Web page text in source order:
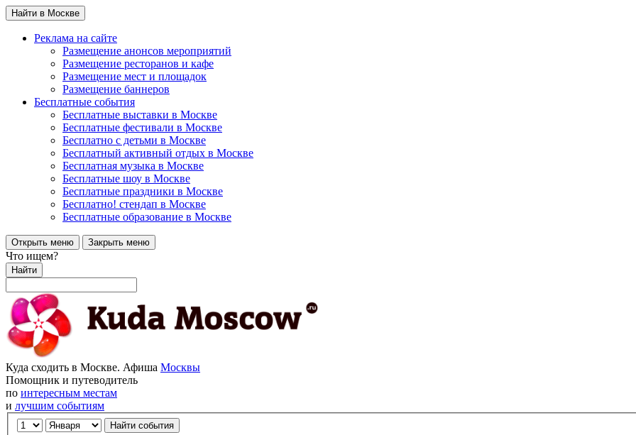
Найти в Москве
Реклама на сайте
Размещение анонсов мероприятий
Размещение ресторанов и кафе
Размещение мест и площадок
Размещение баннеров
Бесплатные события
Бесплатные выставки в Москве
Бесплатные фестивали в Москве
Бесплатно с детьми в Москве
Бесплатный активный отдых в Москве
Бесплатная музыка в Москве
Бесплатные шоу в Москве
Бесплатные праздники в Москве
Бесплатно! стендап в Москве
Бесплатные образование в Москве
Открыть меню Закрыть меню
Что ищем?
Найти
Куда сходить в Москве. Афиша Москвы
Помощник и путеводитель
по интересным местам
и лучшим событиям